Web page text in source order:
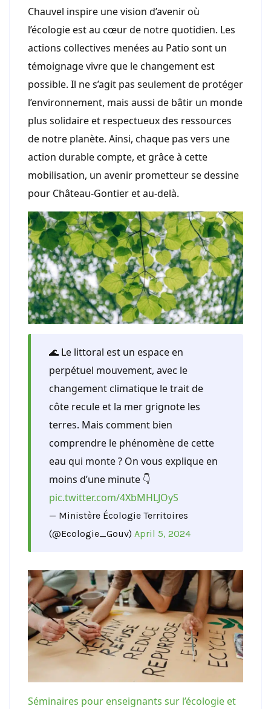
Chauvel inspire une vision d’avenir où
l’écologie est au cœur de notre quotidien. Les
actions collectives menées au Patio sont un
témoignage vivre que le changement est
possible. Il ne s’agit pas seulement de protéger
l’environnement, mais aussi de bâtir un monde
plus solidaire et respectueux des ressources
de notre planète. Ainsi, chaque pas vers une
action durable compte, et grâce à cette
mobilisation, un avenir prometteur se dessine
pour Château-Gontier et au-delà.
🌊 Le littoral est un espace en
perpétuel mouvement, avec le
changement climatique le trait de
côte recule et la mer grignote les
terres. Mais comment bien
comprendre le phénomène de cette
eau qui monte ? On vous explique en
moins d’une minute 👇
pic.twitter.com/4XbMHLJOyS
— Ministère Écologie Territoires
(@Ecologie_Gouv) April 5, 2024
Séminaires pour enseignants sur l’écologie et